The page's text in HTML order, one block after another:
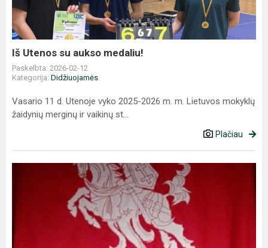
medaliu!
Iš Utenos su aukso medaliu!
Paskelbta: 2026-02-12
Kategorija: Didžiuojamės
Vasario 11 d. Utenoje vyko 2025-2026 m. m. Lietuvos mokyklų
žaidynių merginų ir vaikinų st...
Plačiau